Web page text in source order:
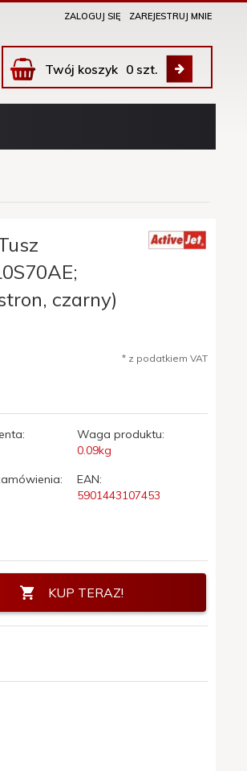
ZALOGUJ SIĘ ZAREJESTRUJ MNIE
Twój koszyk 0szt.
czarny)
* z podatkiem VAT
Waga produktu:
0.09kg
EAN:
5901443107453
KUP TERAZ!